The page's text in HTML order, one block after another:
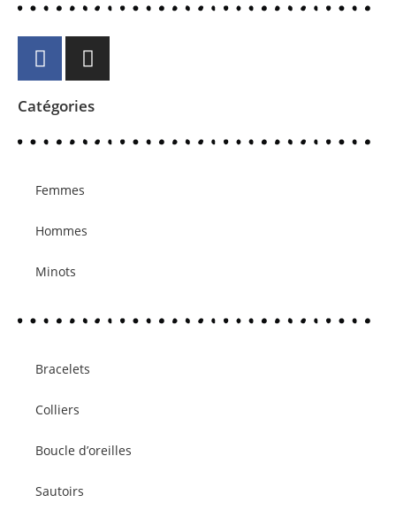
Catégories
Femmes
Hommes
Minots
Bracelets
Colliers
Boucle d’oreilles
Sautoirs